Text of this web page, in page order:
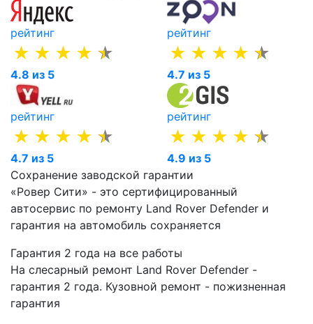
рейтинг
4.8 из 5
рейтинг
4.7 из 5
рейтинг
4.7 из 5
рейтинг
4.9 из 5
Сохранение заводской гарантии
«Ровер Сити» - это сертифицированный
автосервис по ремонту Land Rover Defender и
гарантия на автомобиль сохраняется
Гарантия 2 года на все работы
На слесарный ремонт Land Rover Defender -
гарантия 2 года. Кузовной ремонт - пожизненная
гарантия